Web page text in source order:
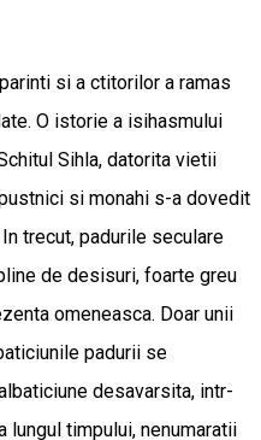
si a ctitorilor a ramas
O istorie a isihasmului
Sihla, datorita vietii
si monahi s-a dovedit
trecut, padurile seculare
de desisuri, foarte greu
omeneasca. Doar unii
padurii se
desavarsita, intr-
lungul timpului, nenumaratii